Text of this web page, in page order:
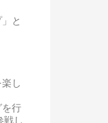
と
し
行
戦し